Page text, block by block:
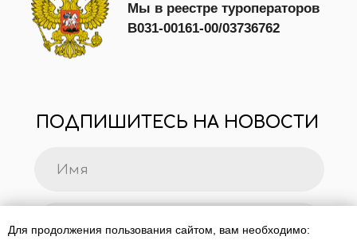
Для продолжения пользования сайтом, вам необходимо: